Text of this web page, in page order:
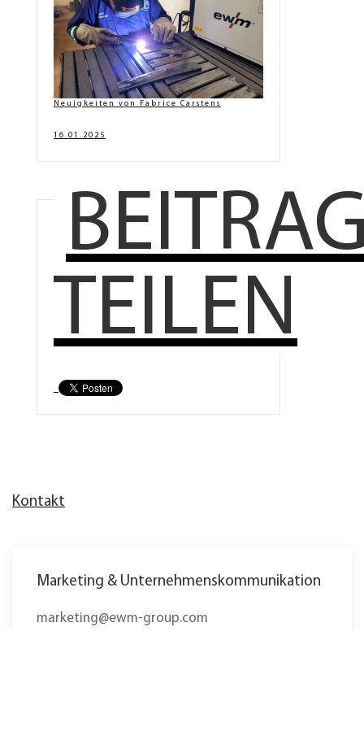
Neuigkeiten von Fabrice Carstens
16.01.2025
TEILEN
Kontakt
Marketing & Unternehmenskommunikation
marketing@ewm-group.com